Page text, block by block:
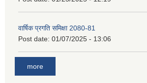
वार्षिक प्रगति समिक्षा 2080-81
Post date: 01/07/2025 - 13:06
more